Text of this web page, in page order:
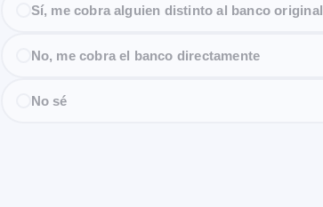
Sí, me cobra alguien distinto al banco original
No, me cobra el banco directamente
No sé